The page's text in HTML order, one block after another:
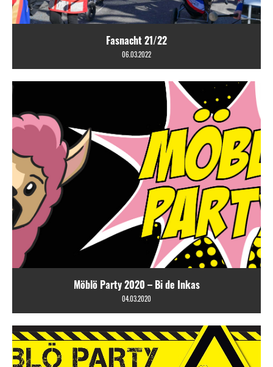
Fasnacht 21/22
06.03.2022
Möblö Party 2020 – Bi de Inkas
04.03.2020